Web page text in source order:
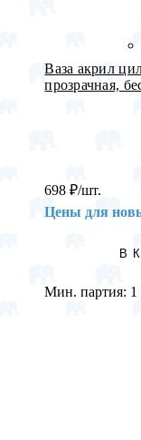
Ваза акрил
прозрачная,
698₽/шт.
Цены для
В
Мин. партия: 1